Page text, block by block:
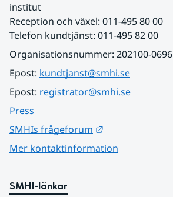
institut
Reception och växel: 011-495 80 00
Telefon kundtjänst: 011-495 82 00
Organisationsnummer: 202100-0696
Epost: kundtjanst@smhi.se
Epost: registrator@smhi.se
Press
SMHIs frågeforum
Mer kontaktinformation
SMHI-länkar